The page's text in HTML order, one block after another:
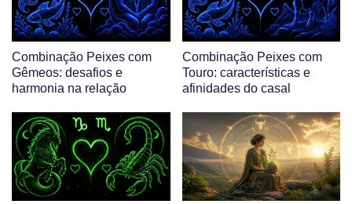
Combinação Peixes com
Gêmeos: desafios e
harmonia na relação
Combinação Peixes com
Touro: características e
afinidades do casal